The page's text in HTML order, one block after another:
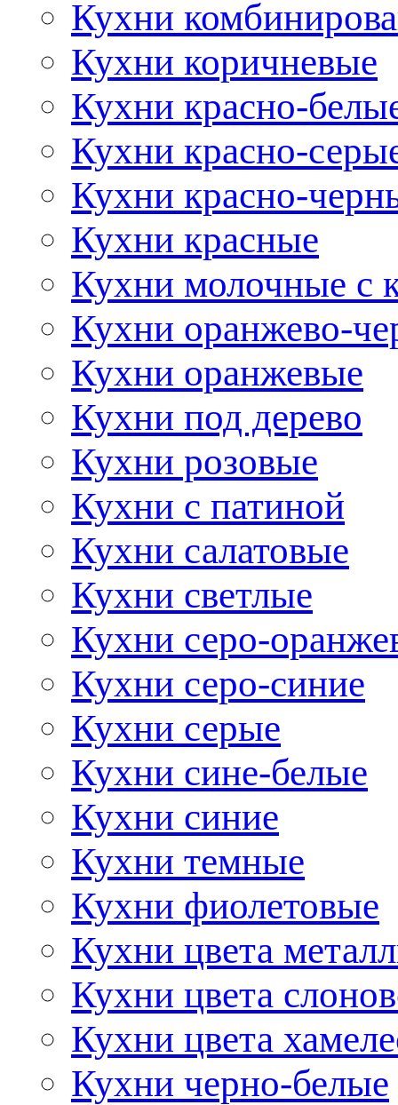
Кухни
Кухни коричневые
Кухни красно-
Кухни красно-
Кухни красно-
Кухни красные
Кухни молочные с
Кухни оранжево-
Кухни оранжевые
Кухни под дерево
Кухни розовые
Кухни с патиной
Кухни салатовые
Кухни светлые
Кухни серо-
Кухни серо-синие
Кухни серые
Кухни сине-белые
Кухни синие
Кухни темные
Кухни фиолетовые
Кухни цвета
Кухни цвета
Кухни цвета
Кухни черно-белые